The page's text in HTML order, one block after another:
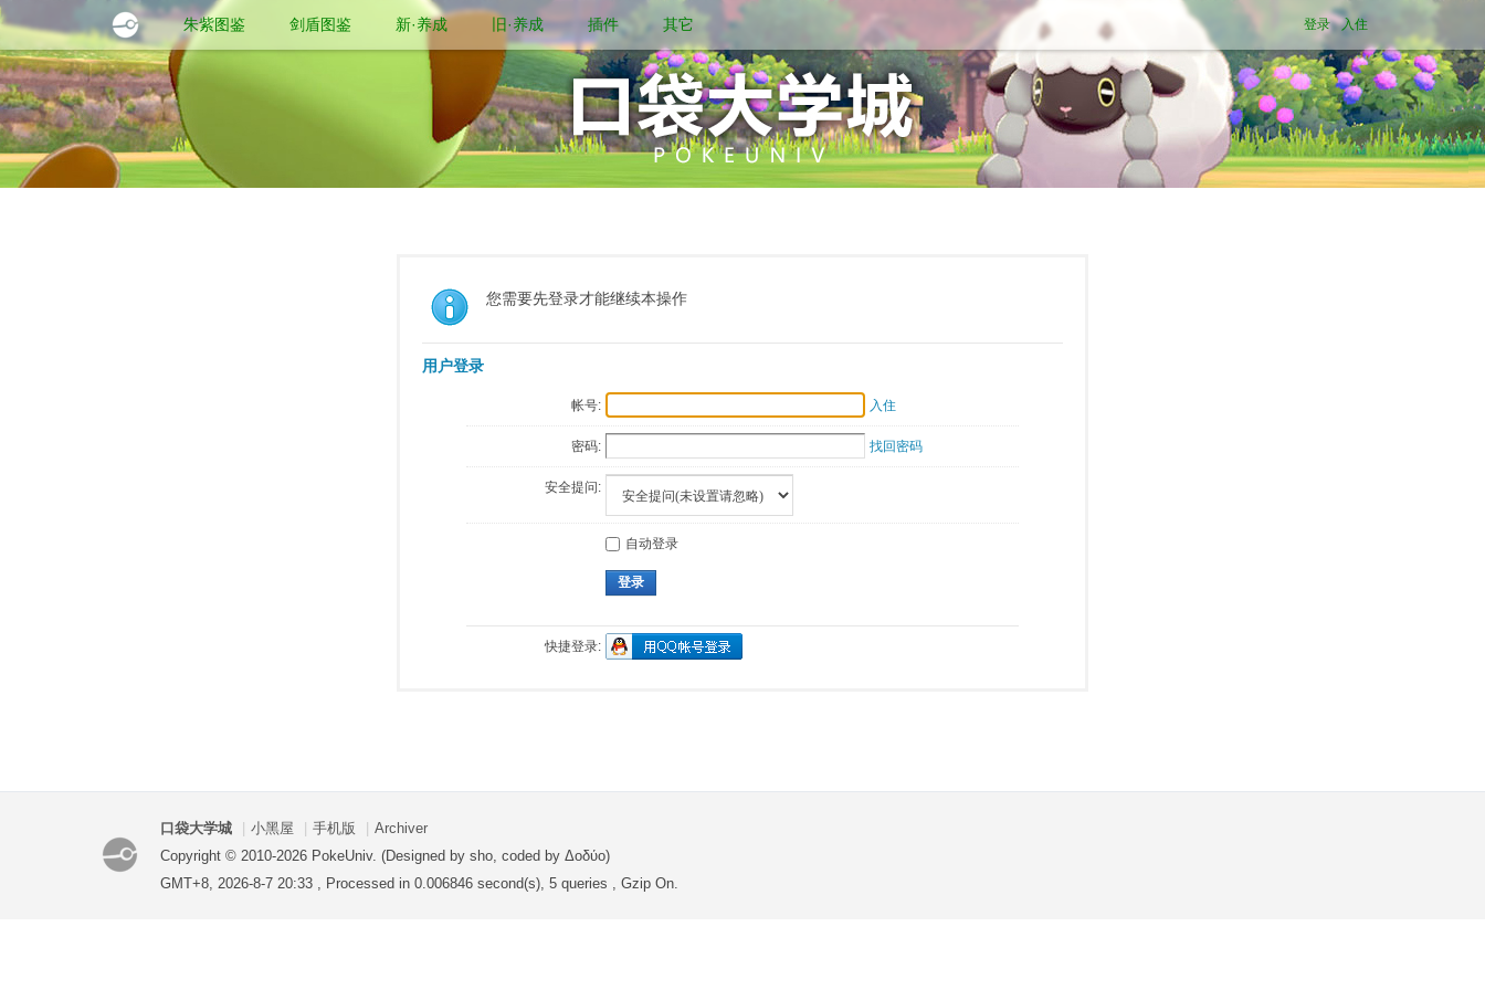
朱紫图鉴 剑盾图鉴 新·养成 旧·养成 插件 其它 登录 入住
您需要先登录才能继续本操作
用户登录
帐号: 入住
密码: 找回密码
安全提问:
自动登录
登录
快捷登录:
口袋大学城 小黑屋 手机版
Archiver
Copyright © 2010-2026 PokeUniv. (Designed by sho, coded by Δοδύο)
GMT+8, 2026-8-7 20:33 , Processed in 0.006846 second(s), 5 queries , Gzip On.